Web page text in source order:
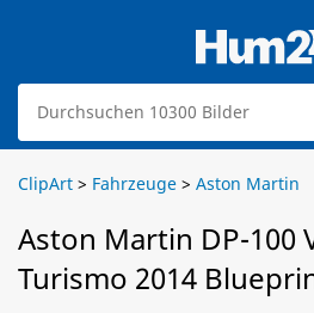
ClipArt > Fahrzeuge > Aston Martin
Aston Martin DP-100
Turismo 2014